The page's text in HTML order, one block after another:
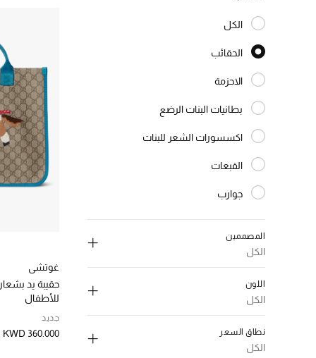
الكل
الحقائب
الاحزمة
بطانيات البنات الرضع
اكسسورات الشعر للبنات
القبعات
جوارب
الترتيب حسب النوع: النظارات الشمسية
المصممين
الكل
دولتشي اند غابانا بيوتي
الترتيب حسب المصممين: دولتشي اند غابانا بيوتي
اللون
الكل
نطاق السعر
الكل
غوتشي
حقيبة يد
للأطفال
جديد
KWD 360.000